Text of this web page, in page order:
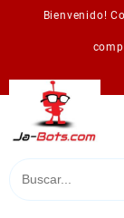
Bienvenido!